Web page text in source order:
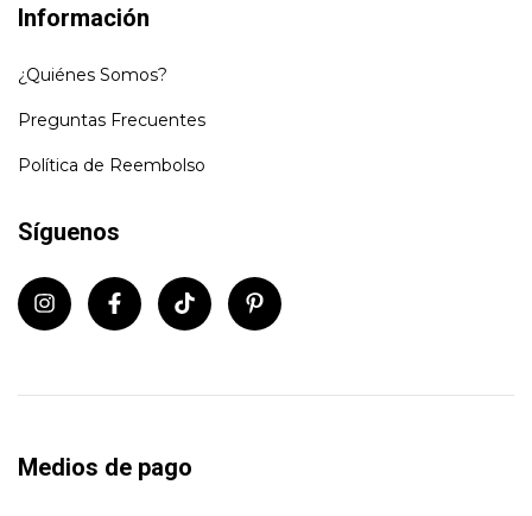
Información
¿Quiénes Somos?
Preguntas Frecuentes
Política de Reembolso
Síguenos
Medios de pago